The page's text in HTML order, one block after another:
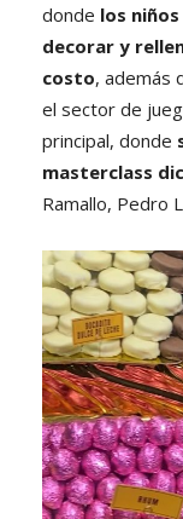
donde los
decorar y
costo, además
el sector de
principal, donde
masterclass
Ramallo, Pedro